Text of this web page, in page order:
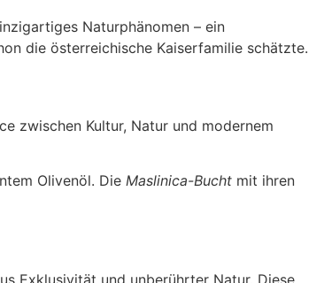
Naturphänomen – ein
die österreichische Kaiserfamilie schätzte.
zwischen Kultur, Natur und modernem
Olivenöl. Die Maslinica-Bucht mit ihren
Exklusivität und unberührter Natur. Diese